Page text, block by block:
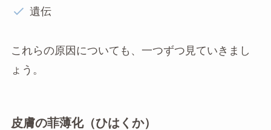
遺伝
これらの原因についても、一つずつ見ていきまし
ょう。
皮膚の菲薄化（ひはくか）